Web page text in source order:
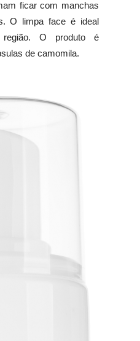
ficar com manchas
O limpa face é ideal
O produto é
de camomila.